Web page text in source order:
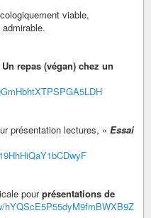
viable,
Un repas (végan) chez un
présentation lectures, « Essai
pourprésentations de
hYQScE5P55dyM9fmBWXB9Z